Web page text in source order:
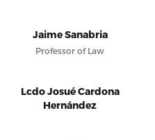
Jaime Sanabria
Professor of Law
Lcdo Josué Cardona
Hernández